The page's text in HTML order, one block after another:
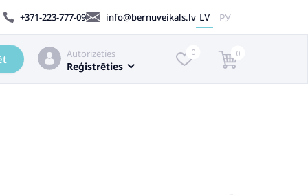
+371-223-777-09 info@bernuveikals.lv LV РУ
Autorizēties
Reģistrēties
0 0